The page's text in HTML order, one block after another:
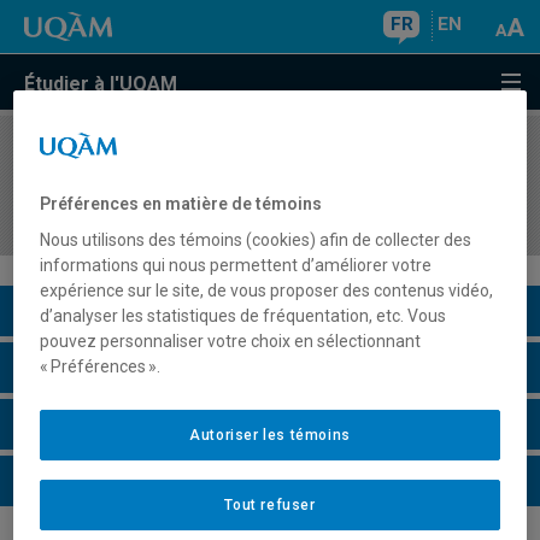
FR EN
Étudier à l'UQAM
COURS//
théories et approches
Description du cours
Horaire - Été 2026
Horaire - Automne 2026
Horaire - Hiver 2027
Préférences en matière de témoins
Nous utilisons des témoins (cookies) afin de collecter des
informations qui nous permettent d’améliorer votre
expérience sur le site, de vous proposer des contenus vidéo,
d’analyser les statistiques de fréquentation, etc. Vous
pouvez personnaliser votre choix en sélectionnant
« Préférences ».
Tout refuser
Autoriser les témoins